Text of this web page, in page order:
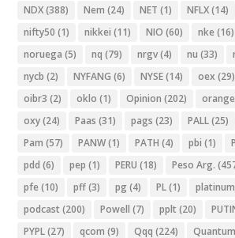
NDX(388) Nem (24) NET (1) NFLX(14)
nifty50 (1) nikkei (11) NIO (60) nke (16)
noruega (5) nq (79) nrgv(4) nu (33)
nycb (2) NYFANG (6) NYSE(14) oex (29)
oibr3 (2) oklo (1) Opinion (202)
oxy(24) Paas (31) pags (23) PALL(25)
Pam (57) PANW(1) PATH (4) pbi (1)
pdd (6) pep (1) PERU (18) Peso Arg.
pfe (10) pff(3) pg (4) PL(1) platinum
podcast (200) Powell (7) pplt (20)
PYPL(27) qcom (9) Qqq (224) Quantum